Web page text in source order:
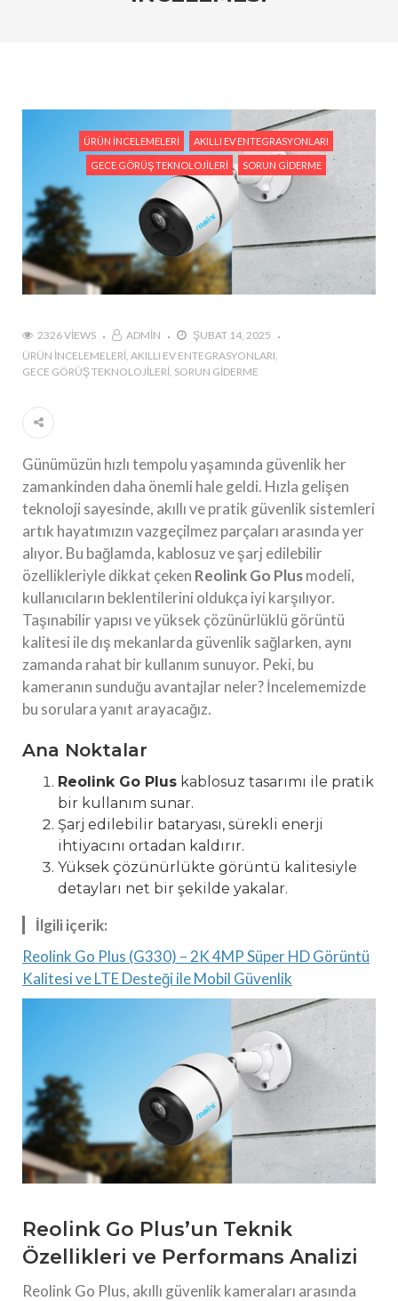
#Reolink Gelecek Teknolojileri : Yapay Zeka ve Akıllı
Güvenlik Sistemleri
#Reolink Güvenlik Kameraları ile Hırsızlıkları
Önlemenin Etkili Yolları
#Reolink NVR Sistemi ile Kamera Görüntülerini
Nasıl Yönetirsiniz?
ÜRÜN İNCELEMELERI AKILLI EV ENTEGRASYONLARI
GECE GÖRÜŞ TEKNOLOJILERI SORUN GIDERME
2326 VIEWS ADMIN
ŞUBAT 14, 2025
ÜRÜN İNCELEMELERI AKILLI EV ENTEGRASYONLARI
GECE GÖRÜŞ TEKNOLOJILERI SORUN GIDERME
Günümüzün hızlı tempolu yaşamında güvenlik her
zamankinden daha önemli hale geldi. Hızla gelişen
teknoloji sayesinde, akıllı ve pratik güvenlik sistemleri
artık hayatımızın vazgeçilmez parçaları arasında yer
alıyor. Bu bağlamda, kablosuz ve şarj edilebilir
özellikleriyle dikkat çeken Reolink Go Plusmodeli,
kullanıcıların beklentilerini oldukça iyi karşılıyor.
Taşınabilir yapısı ve yüksek çözünürlüklü görüntü
kalitesi ile dış mekanlarda güvenlik sağlarken, aynı
zamanda rahat bir kullanım sunuyor. Peki, bu
kameranın sunduğu avantajlar neler? İncelememizde
bu sorulara yanıt arayacağız.
Ana Noktalar
Reolink Go Plus kablosuz tasarımı ile pratik
bir kullanım sunar.
Şarj edilebilir bataryası, sürekli enerji
ihtiyacını ortadan kaldırır.
Yüksek çözünürlükte görüntü kalitesiyle
detayları net bir şekilde yakalar.
İlgili içerik:
Reolink Go Plus (G330) – 2K 4MP Süper HD Görüntü
Kalitesi ve LTE Desteği ile Mobil Güvenlik
Reolink Go Plus’un Teknik
Özellikleri ve Performans Analizi
Reolink Go Plus, akıllı güvenlik kameraları arasında